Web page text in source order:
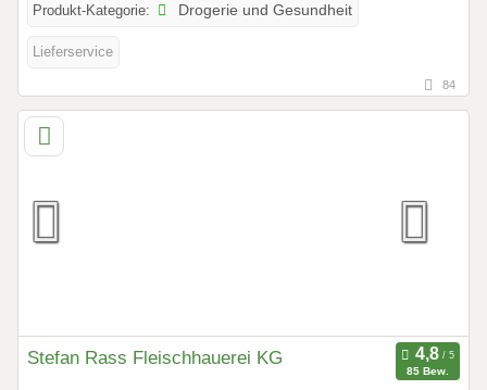
Produkt-Kategorie: Drogerie und Gesundheit
Lieferservice
84
Stefan Rass Fleischhauerei KG
85 Bew.